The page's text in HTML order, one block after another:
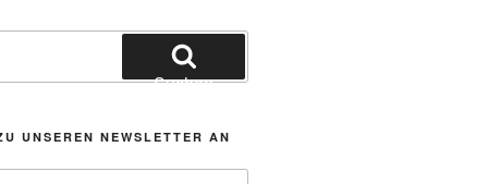
Suchen
UNSEREN NEWSLETTER AN